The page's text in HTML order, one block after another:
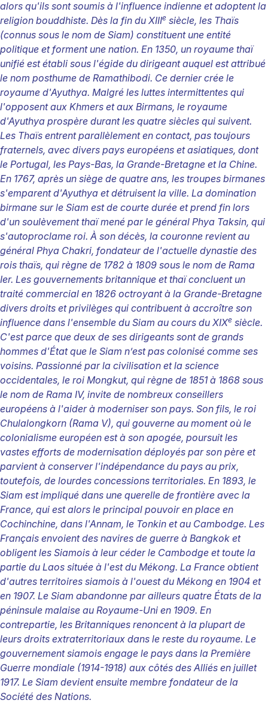
alors qu'ils sont soumis à l'influence indienne et adoptent la
religion bouddhiste. Dès la fin du XIIIe siècle, les Thaïs
(connus sous le nom de Siam) constituent une entité
politique et forment une nation. En 1350, un royaume thaï
unifié est établi sous l'égide du dirigeant auquel est attribué
le nom posthume de Ramathibodi. Ce dernier crée le
royaume d'Ayuthya. Malgré les luttes intermittentes qui
l'opposent aux Khmers et aux Birmans, le royaume
d'Ayuthya prospère durant les quatre siècles qui suivent.
Les Thaïs entrent parallèlement en contact, pas toujours
fraternels, avec divers pays européens et asiatiques, dont
le Portugal, les Pays-Bas, la Grande-Bretagne et la Chine.
En 1767, après un siège de quatre ans, les troupes birmanes
s'emparent d'Ayuthya et détruisent la ville. La domination
birmane sur le Siam est de courte durée et prend fin lors
d'un soulèvement thaï mené par le général Phya Taksin, qui
s'autoproclame roi. À son décès, la couronne revient au
général Phya Chakri, fondateur de l'actuelle dynastie des
rois thaïs, qui règne de 1782 à 1809 sous le nom de Rama
Ier. Les gouvernements britannique et thaï concluent un
traité commercial en 1826 octroyant à la Grande-Bretagne
divers droits et privilèges qui contribuent à accroître son
influence dans l'ensemble du Siam au cours du XIXe siècle.
C'est parce que deux de ses dirigeants sont de grands
hommes d'État que le Siam n’est pas colonisé comme ses
voisins. Passionné par la civilisation et la science
occidentales, le roi Mongkut, qui règne de 1851 à 1868 sous
le nom de Rama IV, invite de nombreux conseillers
européens à l'aider à moderniser son pays. Son fils, le roi
Chulalongkorn (Rama V), qui gouverne au moment où le
colonialisme européen est à son apogée, poursuit les
vastes efforts de modernisation déployés par son père et
parvient à conserver l'indépendance du pays au prix,
toutefois, de lourdes concessions territoriales. En 1893, le
Siam est impliqué dans une querelle de frontière avec la
France, qui est alors le principal pouvoir en place en
Cochinchine, dans l'Annam, le Tonkin et au Cambodge. Les
Français envoient des navires de guerre à Bangkok et
obligent les Siamois à leur céder le Cambodge et toute la
partie du Laos située à l'est du Mékong. La France obtient
d'autres territoires siamois à l'ouest du Mékong en 1904 et
en 1907. Le Siam abandonne par ailleurs quatre États de la
péninsule malaise au Royaume-Uni en 1909. En
contrepartie, les Britanniques renoncent à la plupart de
leurs droits extraterritoriaux dans le reste du royaume. Le
gouvernement siamois engage le pays dans la Première
Guerre mondiale (1914-1918) aux côtés des Alliés en juillet
1917. Le Siam devient ensuite membre fondateur de la
Société des Nations.